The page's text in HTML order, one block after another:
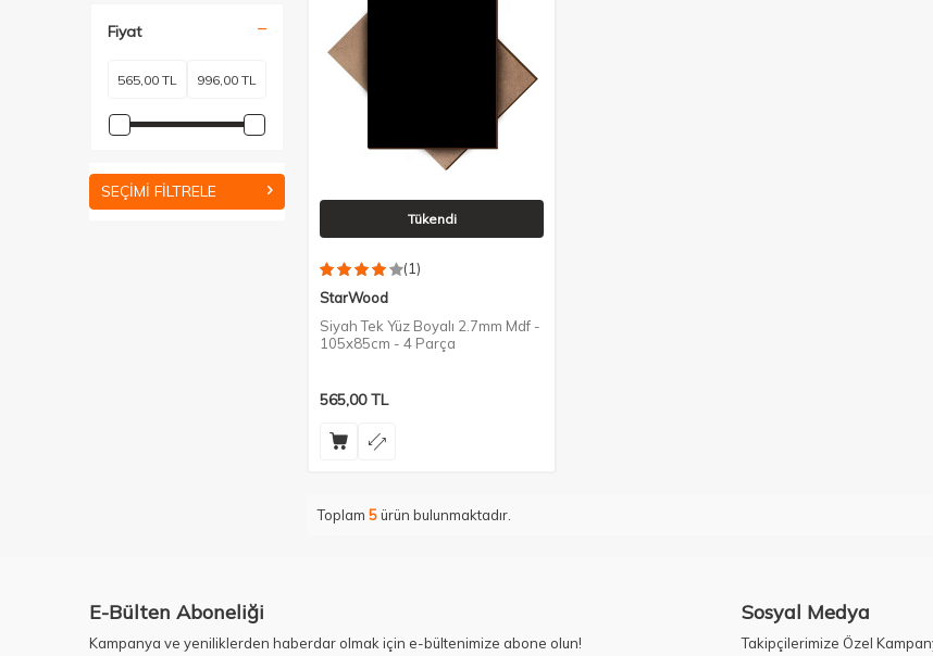
Fiyat
SEÇIMI FILTRELE
Tükendi
(1)
StarWood
Siyah Tek Yüz Boyalı 2.7mm Mdf -
105x85cm - 4 Parça
565,00TL
Toplam 5ürün bulunmaktadır.
E-Bülten Aboneliği
Kampanya ve yeniliklerden haberdar olmak için e-bültenimize abone olun!
Sosyal Medya
Takipçilerimize Özel